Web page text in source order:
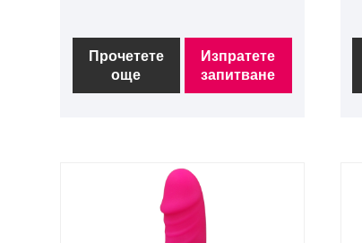
Прочетете
още
Изпратете
запитване